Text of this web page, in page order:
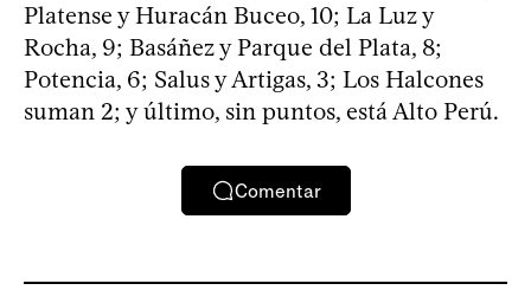
Platense y Huracán Buceo, 10; La Luz y
Rocha, 9; Basáñez y Parque del Plata, 8;
Potencia, 6; Salus y Artigas, 3; Los Halcones
suman 2; y último, sin puntos, está Alto Perú.
Comentar